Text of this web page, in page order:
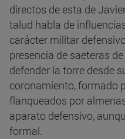
directos de esta de
talud habla de
carácter militar
presencia de saeteras
defender la torre desde
coronamiento, formado
flanqueados por
aparato defensivo,
formal.